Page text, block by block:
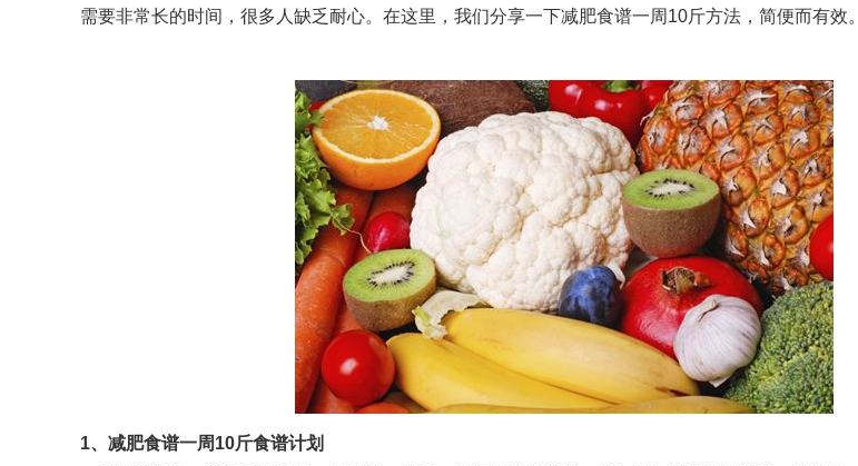
需要非常长的时间，很多人缺乏耐心。在这里，我们分享一下减肥食谱一周10斤方法，简便而有效。
1、 减肥食谱一周10斤食谱计划